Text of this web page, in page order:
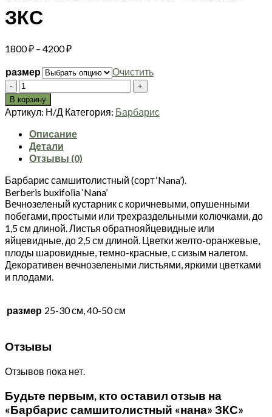
ЗКС
1800₽ – 4200₽Диапазон
1800 ₽
размер
Очистить
Количество
товара
Барбарис
самшитолистный
"нана"
ЗКС
В корзину
Артикул: Н/Д Категория: Барбарис
Описание
Детали
Отзывы (0)
Барбарис самшитолистный (сорт ‘Nana’).
Berberis buxifolia ‘Nana’
Вечнозеленый кустарник с коричневыми, опушенными
побегами, простыми или трехраздельными колючками, до
1,5 см длиной. Листья обратнояйцевидные или
яйцевидные, до 2,5 см длиной. Цветки желто-оранжевые,
плоды шаровидные, темно-красные, с сизым налетом.
Декоративен вечнозелеными листьями, яркими цветками
и плодами.
размер 25-30 см, 40-50 см
Отзывы
Отзывов пока нет.
Будьте первым, кто оставил отзыв на
«Барбарис самшитолистный «нана» ЗКС»